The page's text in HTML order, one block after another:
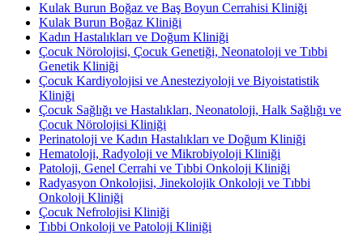
Kulak Burun Boğaz ve Baş Boyun Cerrahisi Kliniği
Kulak Burun Boğaz Kliniği
Kadın Hastalıkları ve Doğum Kliniği
Çocuk Nörolojisi, Çocuk Genetiği, Neonatoloji ve Tıbbi
Genetik Kliniği
Çocuk Kardiyolojisi ve Anesteziyoloji ve Biyoistatistik
Kliniği
Çocuk Sağlığı ve Hastalıkları, Neonatoloji, Halk Sağlığı ve
Çocuk Nörolojisi Kliniği
Perinatoloji ve Kadın Hastalıkları ve Doğum Kliniği
Hematoloji, Radyoloji ve Mikrobiyoloji Kliniği
Patoloji, Genel Cerrahi ve Tıbbi Onkoloji Kliniği
Radyasyon Onkolojisi, Jinekolojik Onkoloji ve Tıbbi
Onkoloji Kliniği
Çocuk Nefrolojisi Kliniği
Tıbbi Onkoloji ve Patoloji Kliniği